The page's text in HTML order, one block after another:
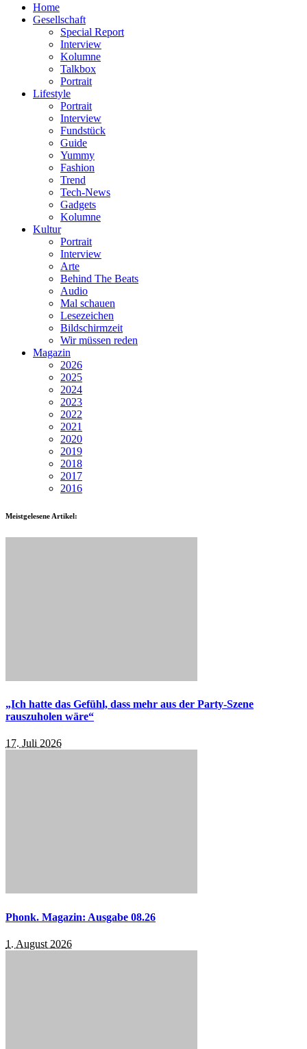
Home
Gesellschaft
Special Report
Interview
Kolumne
Talkbox
Portrait
Lifestyle
Portrait
Interview
Fundstück
Guide
Yummy
Fashion
Trend
Tech-News
Gadgets
Kolumne
Kultur
Portrait
Interview
Arte
Behind The Beats
Audio
Mal schauen
Lesezeichen
Bildschirmzeit
Wir müssen reden
Magazin
2026
2025
2024
2023
2022
2021
2020
2019
2018
2017
2016
Meistgelesene Artikel:
„Ich hatte das Gefühl, dass mehr aus der Party-Szene
rauszuholen wäre“
17. Juli 2026
Phonk. Magazin: Ausgabe 08.26
1. August 2026